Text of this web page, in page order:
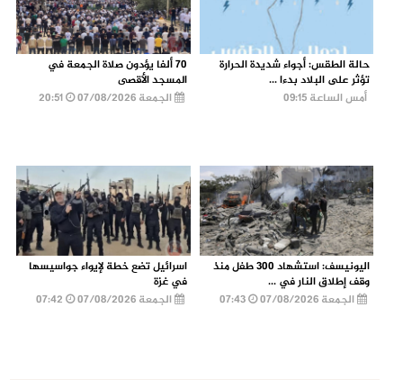
حالة الطقس: أجواء شديدة الحرارة
تؤثر على البلاد بدءا ...
أمس الساعة 09:15
70 ألفا يؤدون صلاة الجمعة في
المسجد الأقصى
الجمعة 07/08/2026
20:51
اليونيسف: استشهاد 300 طفل منذ
وقف إطلاق النار في ...
الجمعة 07/08/2026
اسرائيل تضع خطة لإيواء جواسيسها
في غزة
الجمعة 07/08/2026